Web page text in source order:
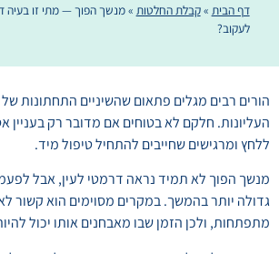
דף הבית »קבלת החלטות »מנשך הפוך — מתי זו בעיה
לעקוב?
הורים רבים מגלים פתאום שהשיניים התחתונות
העליונות. חלקם לא בטוחים אם מדובר רק בעניין
ללחץ ומרגישים שחייבים להתחיל טיפול מיד.
מנשך הפוך לא תמיד נראה דרמטי לעין, אבל
גדולה יותר בהמשך. במקרים מסוימים הוא קשור
מתפתחות, ולכן הזמן שבו מאבחנים אותו יכול